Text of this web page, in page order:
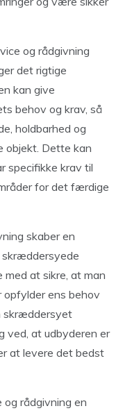
og rådgivning
det rigtige
kan give
behov og krav, så
holdbarhed og
objekt. Dette kan
specifikke krav til
for det færdige
skaber en
skræddersyede
at sikre, at man
opfylder ens behov
skræddersyet
ved, at udbyderen er
at levere det bedst
og rådgivning en